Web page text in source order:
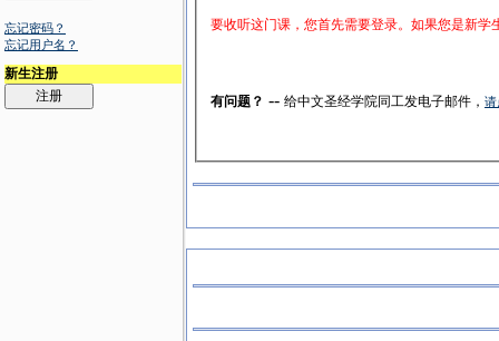
忘记密码？
忘记用户名？
新生注册
要收听这门课，您首先需要登录。如果您是新学
有问题？ -- 给中文圣经学院同工发电子邮件， 请